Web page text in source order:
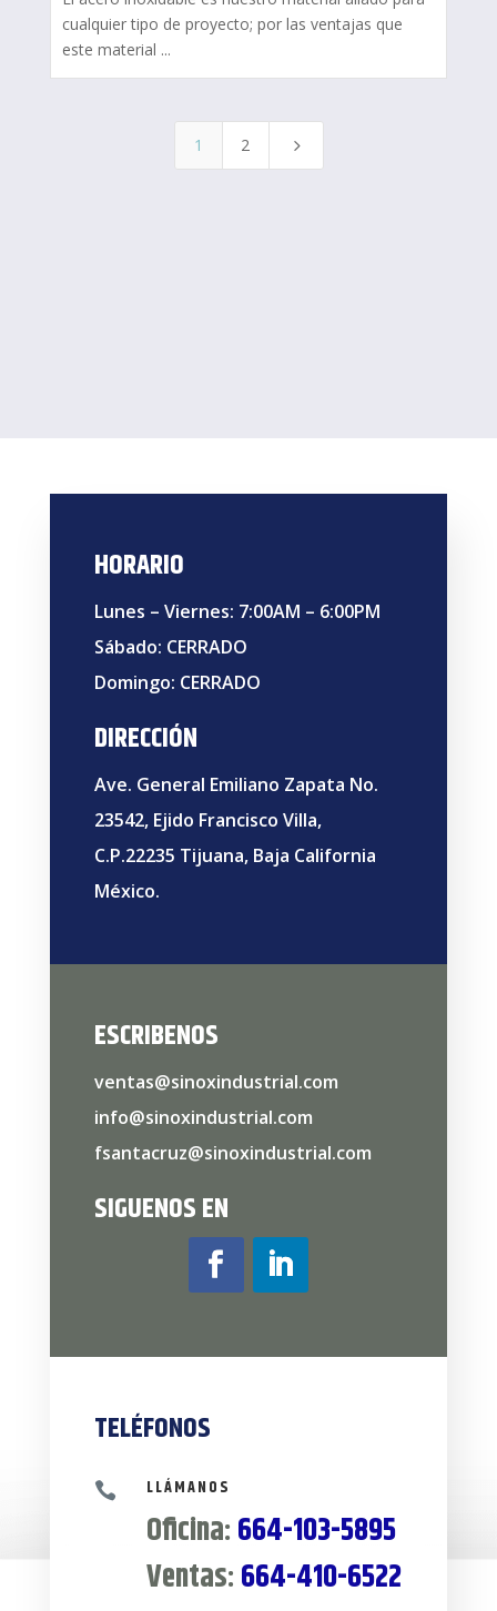
cualquier tipo de proyecto; por las ventajas que
este material ...
1 2 5
HORARIO
Lunes – Viernes: 7:00AM – 6:00PM
Sábado: CERRADO
Domingo: CERRADO
DIRECCIÓN
Ave. General Emiliano Zapata No.
23542, Ejido Francisco Villa,
C.P.22235 Tijuana, Baja California
México.
ESCRIBENOS
ventas@sinoxindustrial.com
info@sinoxindustrial.com
fsantacruz@sinoxindustrial.com
SIGUENOS EN
TELÉFONOS
 LLÁMANOS
Oficina:664-103-5895
Ventas:664-410-6522